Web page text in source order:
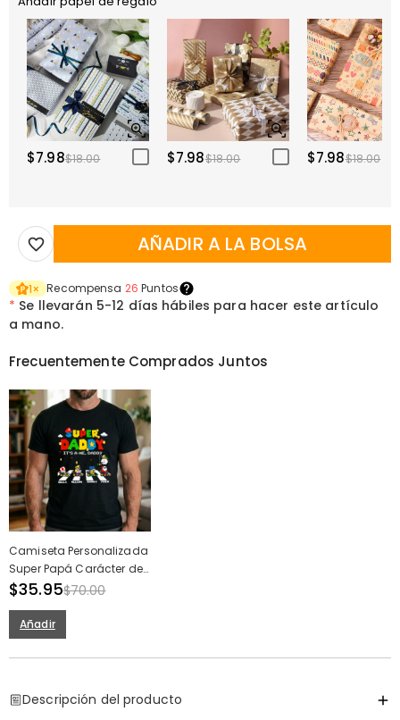
$7.98$18.00 $7.98$18.00 $7.98$18.00
AÑADIR A LA BOLSA
1× Recompensa 26 Puntos
* Se llevarán 5-12 días hábiles para hacer este artículo
a mano.
Frecuentemente Comprados Juntos
Camiseta Personalizada
Super Papá Carácter de
Dibujos Animados
Personalizado Diseño
Divertido Regalo del Día
del Padre
$35.95$70.00
Añadir
Descripción del producto